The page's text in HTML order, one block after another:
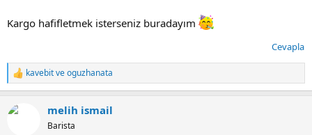
Kargo hafifletmek isterseniz buradayım
Cevapla
T
e
k
kavebitveoguzhanata
melih ismail
Barista